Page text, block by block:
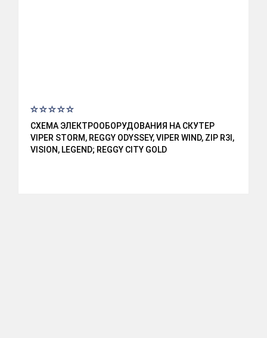
СХЕМА ЭЛЕКТРООБОРУДОВАНИЯ НА СКУТЕР
VIPER STORM, REGGY ODYSSEY, VIPER WIND, ZIP R3I,
VISION, LEGEND; REGGY CITY GOLD